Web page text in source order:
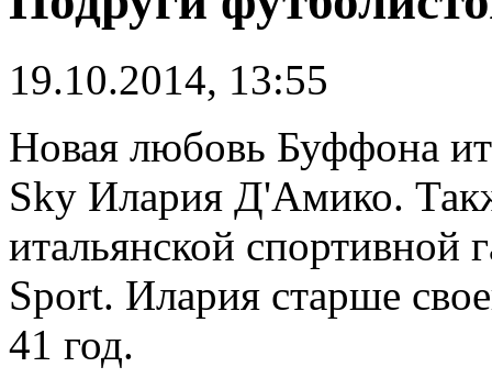
19.10.2014, 13:55
Новая любовь Буффона
Sky Илария Д'Амико.
итальянской спортивной
Sport. Илария старше
41 год.